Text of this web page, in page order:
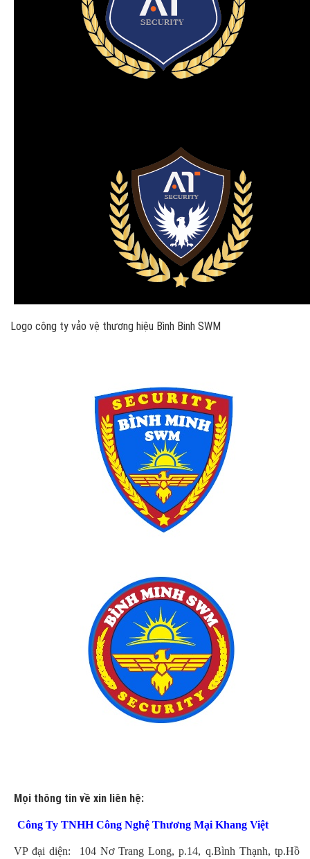
Logo công ty vảo vệ thương hiệu Bình Binh SWM
Mọi thông tin về xin liên hệ:
Công Ty TNHH Công Nghệ Thương Mại Khang Việt
VP đại diện: 104 Nơ Trang Long, p.14, q.Bình Thạnh, tp.Hồ